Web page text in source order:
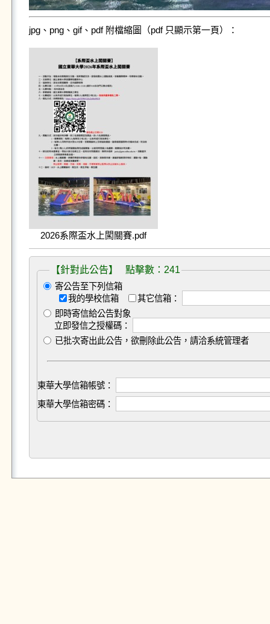
jpg、png、gif、pdf 附檔縮圖（pdf 只顯示第一頁）：
2026系際盃水上闖關賽.pdf
【針對此公告】 點擊數：241
寄公告至下列信箱
我的學校信箱
其它信箱：
即時寄信給公告對象
立即發信之授權碼：
已批次寄出此公告，欲刪除此公告，請洽系統管理者
東華大學信箱帳號：
東華大學信箱密碼：